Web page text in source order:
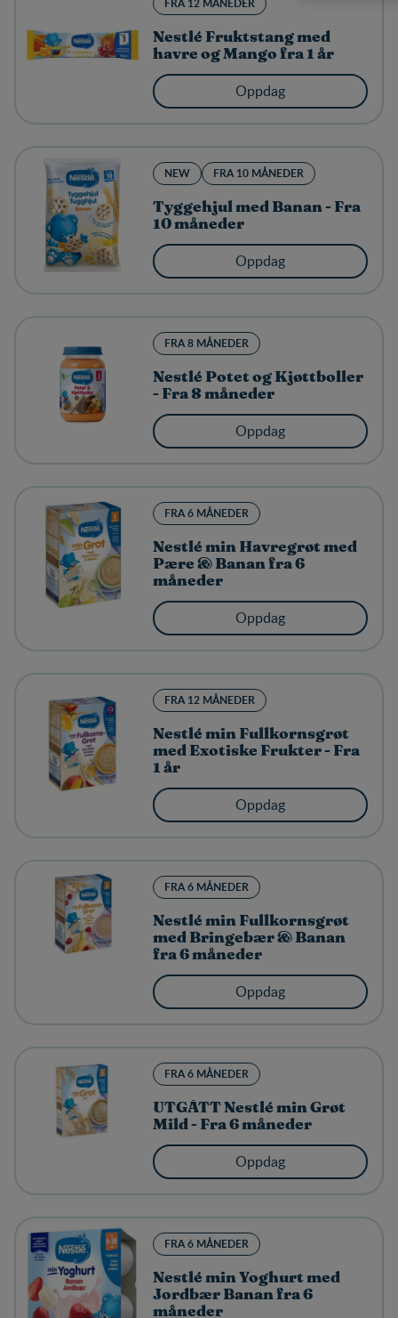
r
s
o
r
s
k
j
e
l
l
e
e
n
FRA 12 MÅNEDER
Nestlé Fruktstang med
havre og Mango fra 1 år
Oppdag
NEW FRA 10 MÅNEDER
Tyggehjul med Banan - Fra
10 måneder
Oppdag
FRA 8 MÅNEDER
Nestlé Potet og Kjøttboller
- Fra 8 måneder
Oppdag
FRA 6 MÅNEDER
Nestlé min Havregrøt med
Pære & Banan fra 6
måneder
Oppdag
FRA 12 MÅNEDER
Nestlé min Fullkornsgrøt
med Exotiske Frukter - Fra
1 år
Oppdag
FRA 6 MÅNEDER
Nestlé min Fullkornsgrøt
med Bringebær & Banan
fra 6 måneder
Oppdag
FRA 6 MÅNEDER
UTGÅTT Nestlé min Grøt
Mild - Fra 6 måneder
Oppdag
FRA 6 MÅNEDER
Nestlé min Yoghurt med
Jordbær Banan fra 6
måneder